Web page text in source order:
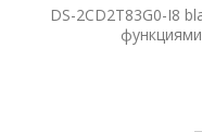
DS-2CD2T83G0-I8